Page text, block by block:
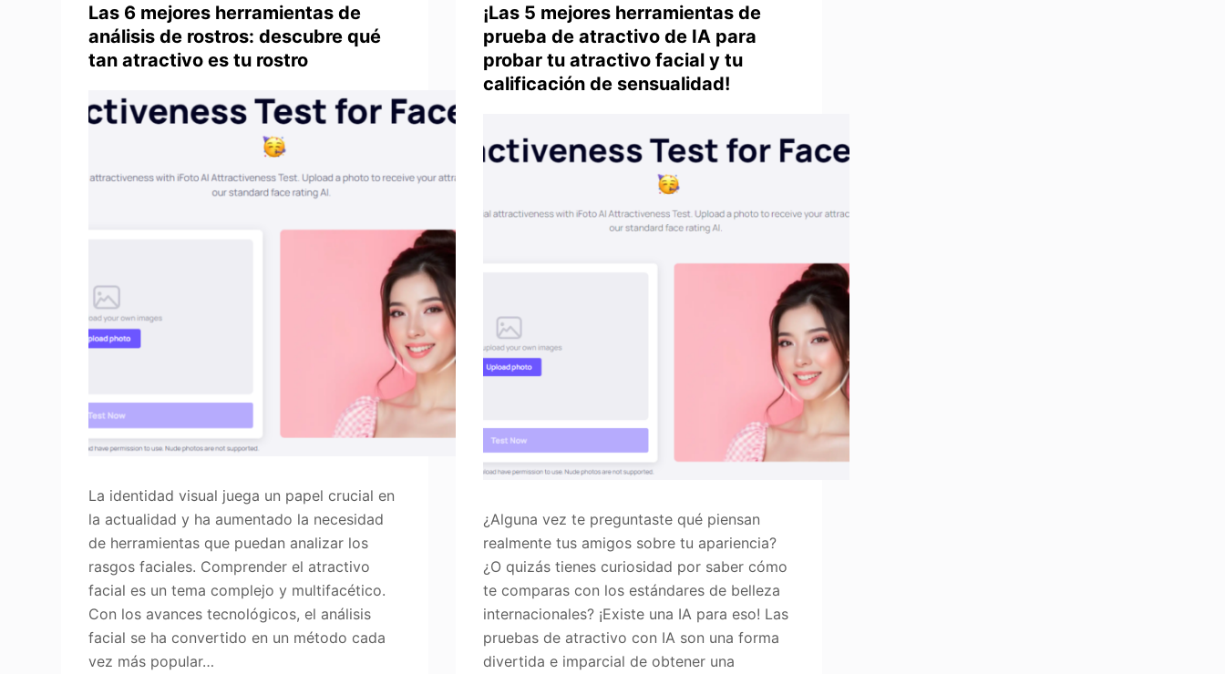
Las 6 mejores herramientas de
análisis de rostros: descubre qué
tan atractivo es tu rostro
La identidad visual juega un papel crucial en
la actualidad y ha aumentado la necesidad
de herramientas que puedan analizar los
rasgos faciales. Comprender el atractivo
facial es un tema complejo y multifacético.
Con los avances tecnológicos, el análisis
facial se ha convertido en un método cada
vez más popular…
¡Las 5 mejores herramientas de
prueba de atractivo de IA para
probar tu atractivo facial y tu
calificación de sensualidad!
¿Alguna vez te preguntaste qué piensan
realmente tus amigos sobre tu apariencia?
¿O quizás tienes curiosidad por saber cómo
te comparas con los estándares de belleza
internacionales? ¡Existe una IA para eso! Las
pruebas de atractivo con IA son una forma
divertida e imparcial de obtener una